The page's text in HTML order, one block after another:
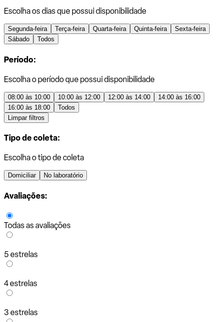
Escolha os dias que possui disponibilidade
Segunda-feira Terça-feira Quarta-feira Quinta-feira
Sexta-feira
Sábado
Todos
Período:
Escolha o período que possui disponibilidade
08:00 às 10:00 10:00 às 12:00 12:00 às 14:00
14:00 às 16:00
16:00 às 18:00
Todos
Limpar filtros
Tipo de coleta:
Escolha o tipo de coleta
Domiciliar No laboratório
Avaliações:
Todas as avaliações
5 estrelas
4 estrelas
3 estrelas